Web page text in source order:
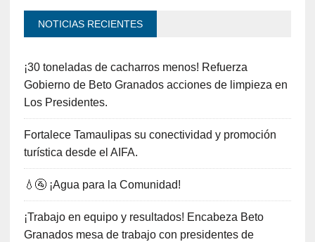
NOTICIAS RECIENTES
¡30 toneladas de cacharros menos! Refuerza
Gobierno de Beto Granados acciones de limpieza en
Los Presidentes.
Fortalece Tamaulipas su conectividad y promoción
turística desde el AIFA.
💧🚰 ¡Agua para la Comunidad!
¡Trabajo en equipo y resultados! Encabeza Beto
Granados mesa de trabajo con presidentes de